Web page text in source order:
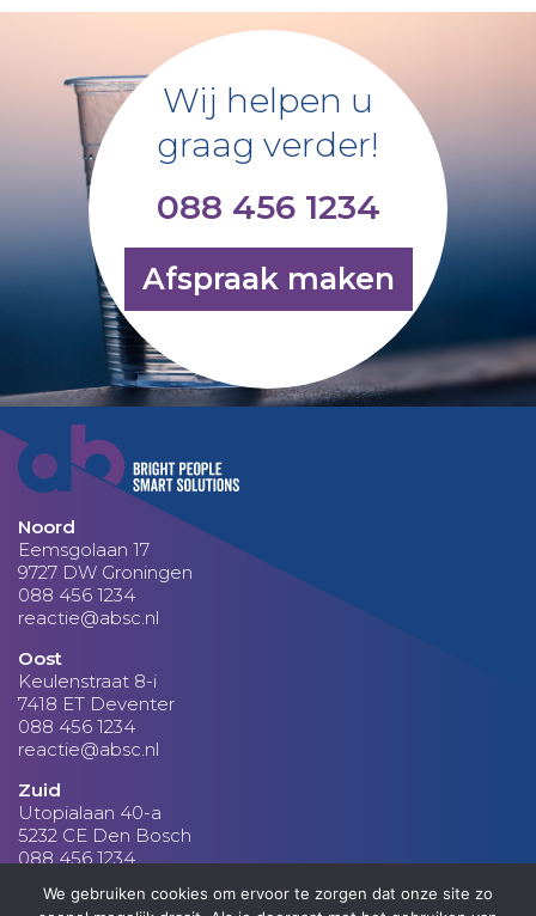
Wij helpen u
graag verder!
088 456 1234
Afspraak maken
Noord
Eemsgolaan 17
9727 DW Groningen
088 456 1234
reactie@absc.nl
Oost
Keulenstraat 8-i
7418 ET Deventer
088 456 1234
reactie@absc.nl
Zuid
Utopialaan 40-a
5232 CE Den Bosch
088 456 1234
We gebruiken cookies om ervoor te zorgen dat onze site zo